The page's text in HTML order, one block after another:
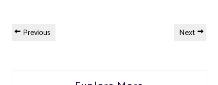
Navigace
pro
Previous
Previous
Next
Next